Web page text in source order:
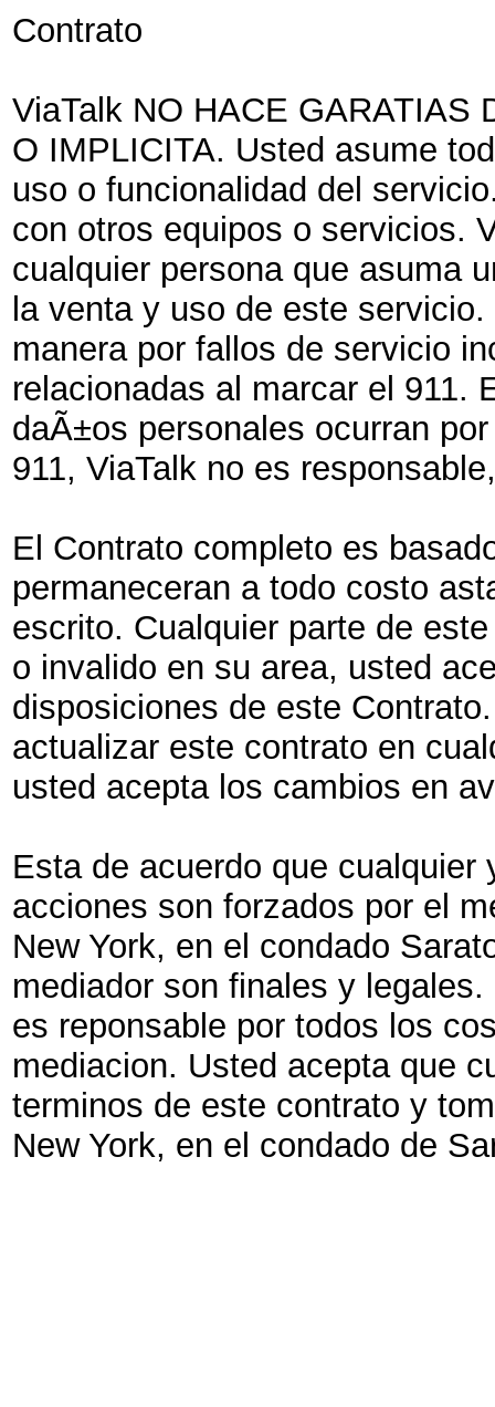
Contrato
ViaTalk NO HACE GARATIAS
O IMPLICITA. Usted asume
uso o funcionalidad del
con otros equipos o servicios.
cualquier persona que asuma
la venta y uso de este
manera por fallos de servicio
relacionadas al marcar el 911.
daÃ±os personales ocurran
911, ViaTalk no es
El Contrato completo es
permaneceran a todo costo
escrito. Cualquier parte de
o invalido en su area, usted
disposiciones de este
actualizar este contrato en
usted acepta los cambios en
Esta de acuerdo que
acciones son forzados por el
New York, en el condado
mediador son finales y
es reponsable por todos los
mediacion. Usted acepta que
terminos de este contrato y
New York, en el condado de